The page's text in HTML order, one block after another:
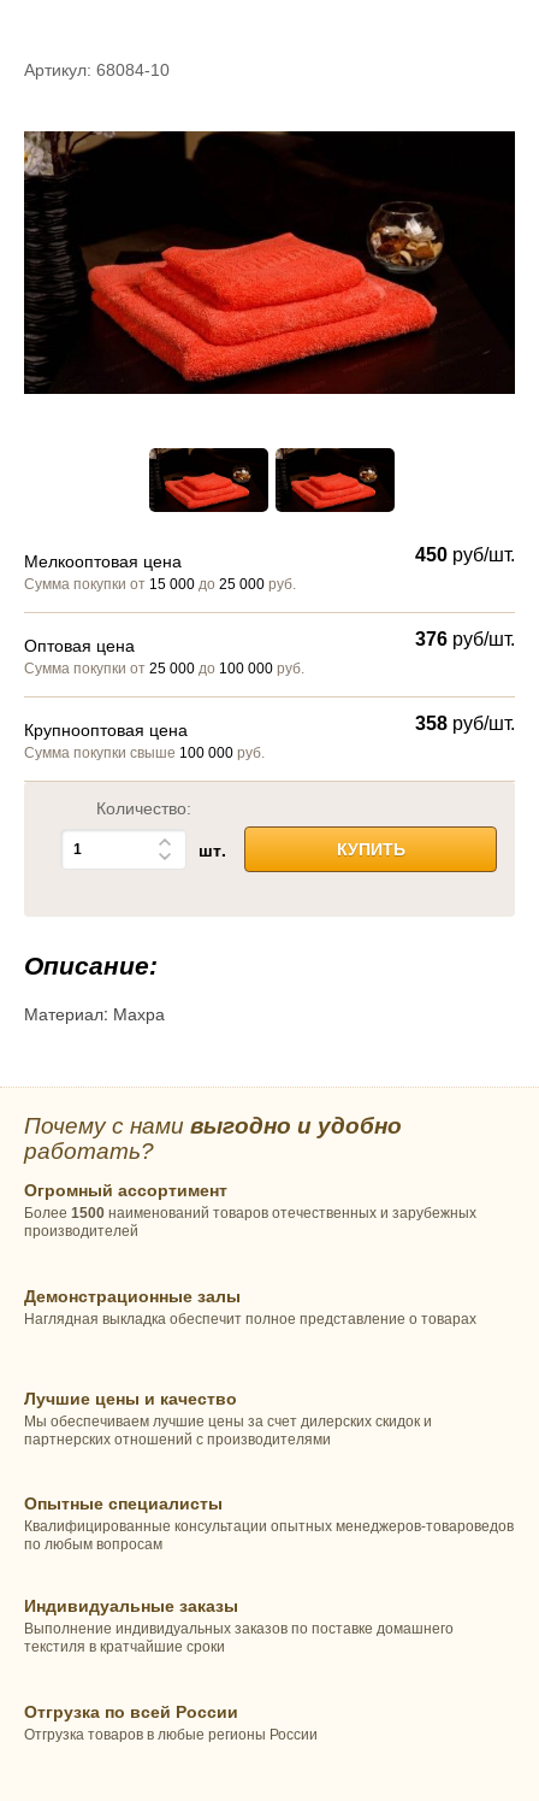
Артикул: 68084-10
Мелкооптовая цена
Сумма покупки от 15 000 до 25 000 руб.
450 руб/шт.
Оптовая цена
Сумма покупки от 25 000 до 100 000 руб.
376 руб/шт.
Крупнооптовая цена
Сумма покупки свыше 100 000 руб.
358 руб/шт.
Количество:
шт. КУПИТЬ
Описание:
Материал: Махра
Почему с нами выгодно и удобно
работать?
Огромный ассортимент
Более 1500 наименований товаров отечественных и зарубежных
производителей
Демонстрационные залы
Наглядная выкладка обеспечит полное представление о товарах
Лучшие цены и качество
Мы обеспечиваем лучшие цены за счет дилерских скидок и
партнерских отношений с производителями
Опытные специалисты
Квалифицированные консультации опытных менеджеров-товароведов
по любым вопросам
Индивидуальные заказы
Выполнение индивидуальных заказов по поставке домашнего
текстиля в кратчайшие сроки
Отгрузка по всей России
Отгрузка товаров в любые регионы России